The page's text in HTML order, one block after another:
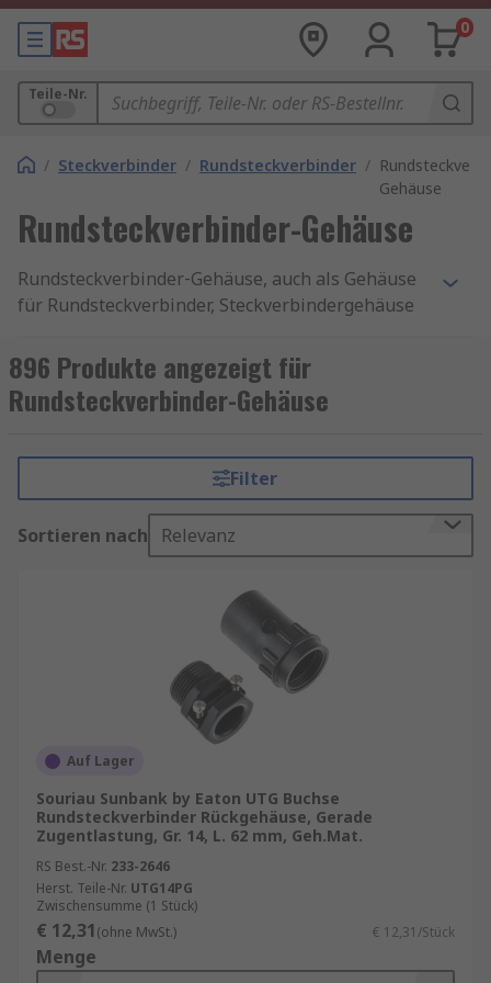
0
Teile-Nr.
/ Steckverbinder / Rundsteckverbinder /
Gehäuse
Rundsteckverbinder-Gehäuse
Rundsteckverbinder‑Gehäuse, auch als Gehäuse
für Rundsteckverbinder, Steckverbindergehäuse
mechanische Schutzstruktur eines
Rundsteckverbinders und sichern die internen
Kontakteinsätze zuverlässig gegen äußere
die Verbindung vor Feuchtigkeit, Staub,
Vibrationen und mechanischer Belastung und
gewährleisten eine robuste Signal‑, Leistungs‑
oder Datenübertragung in industriellen
unterschiedliche Gehäuseelemente zur
Verfügung, darunter klassische
Kabelklemmen, Rohradapter
und Rundsteckverbinder‑Rückgehäuse, die die
Zugentlastung, Abdichtung oder
Kabelintegration übernehmen.
Aufgrund ihrer modularen Konstruktion lassen
sich Steckverbindergehäuse flexibel mit
verschiedenen Kontakteinsätzen und
ideal für Automatisierungstechnik,
Maschinenbau, Robotik, Energieverteilung oder
industrielle Sensor‑/Aktor‑Systeme.
Unternehmen, die langlebige und hochwertige
896 Produkte angezeigt für
Rundsteckverbinder-Gehäuse
Filter
Sortieren nach Relevanz
Auf Lager
Souriau Sunbank by Eaton UTG Buchse
Rundsteckverbinder Rückgehäuse, Gerade
Zugentlastung, Gr. 14, L. 62 mm, Geh.Mat.
RS Best.-Nr. 233-2646
Herst. Teile-Nr. UTG14PG
Zwischensumme (1 Stück)
€ 12,31(ohne MwSt.) € 12,31/Stück
Menge